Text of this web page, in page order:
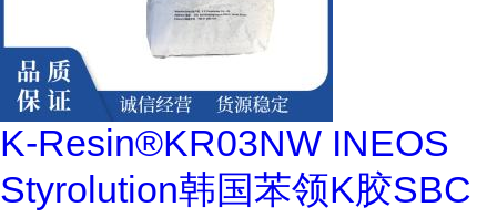
K-Resin®KR03NW INEOS
Styrolution韩国苯领K胶SBC